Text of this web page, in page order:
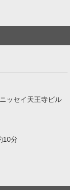
ッセイ天王寺ビル
10分